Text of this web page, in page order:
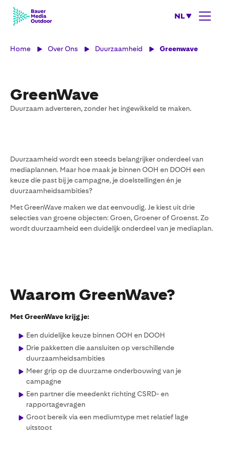
NL
Home Over Ons Duurzaamheid Greenwave
GreenWave
Duurzaam adverteren, zonder het ingewikkeld te maken.
Duurzaamheid wordt een steeds belangrijker onderdeel van
mediaplannen. Maar hoe maak je binnen OOH en DOOH een
keuze die past bij je campagne, je doelstellingen én je
duurzaamheidsambities?
Met GreenWave maken we dat eenvoudig. Je kiest uit drie
selecties van groene objecten: Groen, Groener of Groenst. Zo
wordt duurzaamheid een duidelijk onderdeel van je mediaplan.
Waarom GreenWave?
Met GreenWave krijg je:
Een duidelijke keuze binnen OOH en DOOH
Drie pakketten die aansluiten op verschillende
duurzaamheidsambities
Meer grip op de duurzame onderbouwing van je
campagne
Een partner die meedenkt richting CSRD- en
rapportagevragen
Groot bereik via een mediumtype met relatief lage
uitstoot